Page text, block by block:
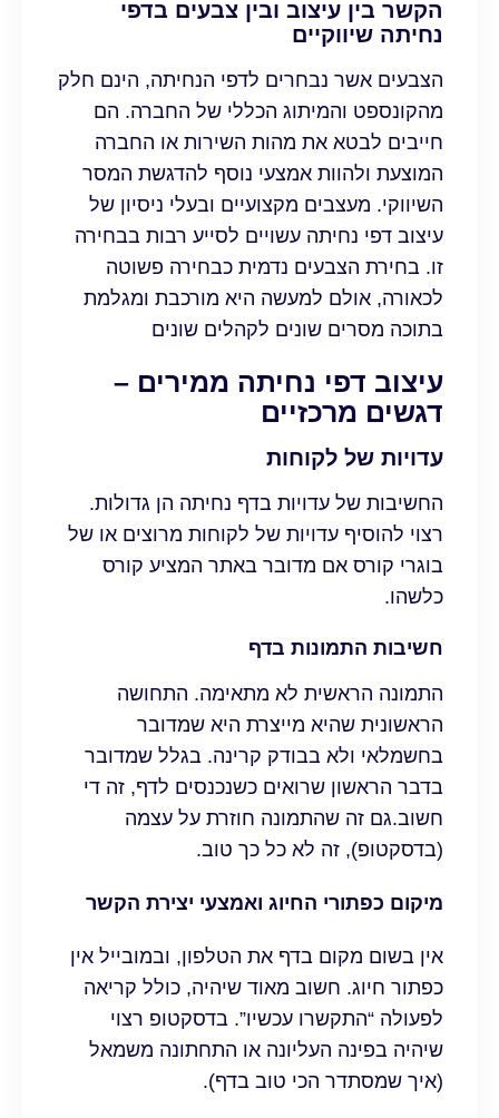
הקשר בין עיצוב ובין צבעים בדפי
נחיתה שיווקיים
הצבעים אשר נבחרים לדפי הנחיתה, הינם חלק
מהקונספט והמיתוג הכללי של החברה. הם
חייבים לבטא את מהות השירות או החברה
המוצעת ולהוות אמצעי נוסף להדגשת המסר
השיווקי. מעצבים מקצועיים ובעלי ניסיון של
עיצוב דפי נחיתה עשויים לסייע רבות בבחירה
זו. בחירת הצבעים נדמית כבחירה פשוטה
לכאורה, אולם למעשה היא מורכבת ומגלמת
בתוכה מסרים שונים לקהלים שונים
עיצוב דפי נחיתה ממירים –
דגשים מרכזיים
עדויות של לקוחות
החשיבות של עדויות בדף נחיתה הן גדולות.
רצוי להוסיף עדויות של לקוחות מרוצים או של
בוגרי קורס אם מדובר באתר המציע קורס
כלשהו.
חשיבות התמונות בדף
התמונה הראשית לא מתאימה. התחושה
הראשונית שהיא מייצרת היא שמדובר
בחשמלאי ולא בבודק קרינה. בגלל שמדובר
בדבר הראשון שרואים כשנכנסים לדף, זה די
חשוב.גם זה שהתמונה חוזרת על עצמה
(בדסקטופ), זה לא כל כך טוב.
מיקום כפתורי החיוג ואמצעי יצירת הקשר
אין בשום מקום בדף את הטלפון, ובמובייל אין
כפתור חיוג. חשוב מאוד שיהיה, כולל קריאה
לפעולה “התקשרו עכשיו”. בדסקטופ רצוי
שיהיה בפינה העליונה או התחתונה משמאל
(איך שמסתדר הכי טוב בדף).